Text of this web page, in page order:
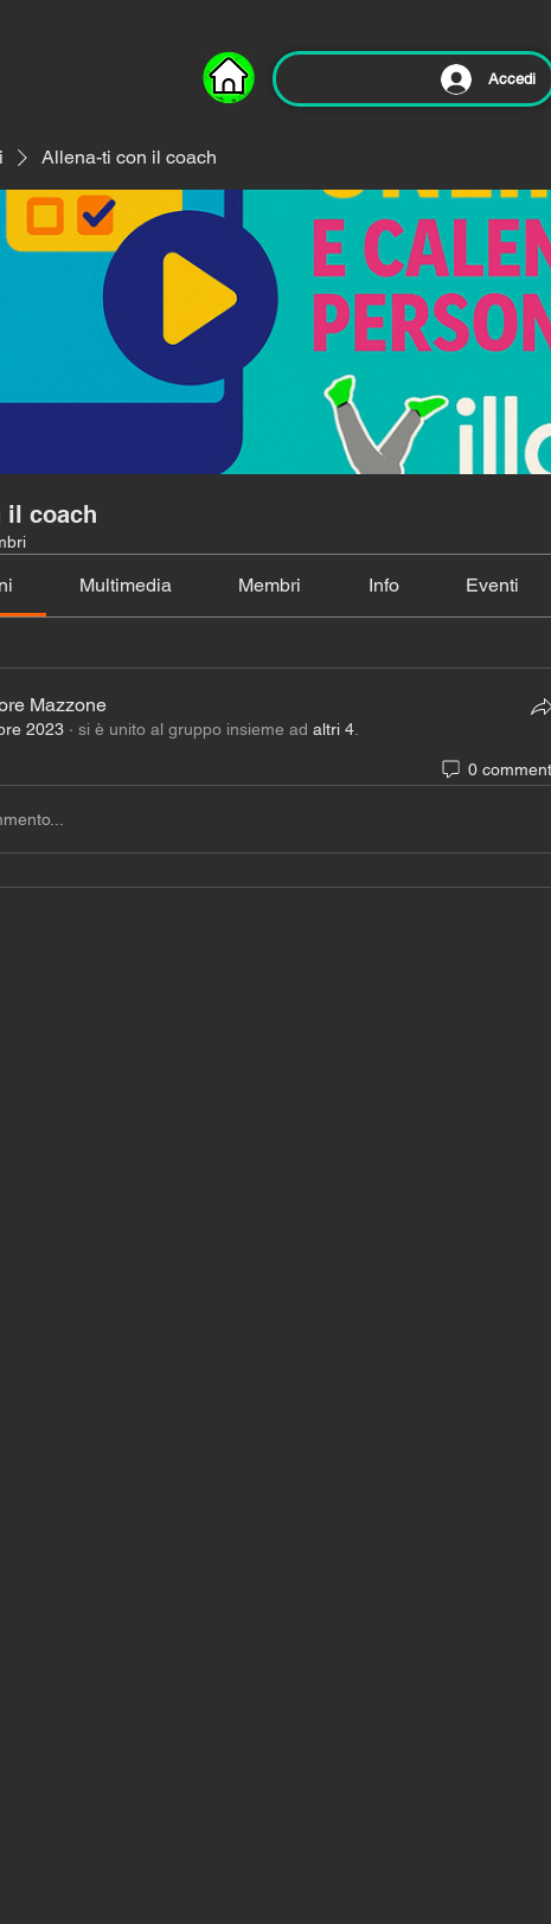
Accedi
Allena-ti con il coach
il coach
Multimedia Membri Info Eventi
Mazzone
2023· si è unito al gruppo insieme ad altri 4.
0